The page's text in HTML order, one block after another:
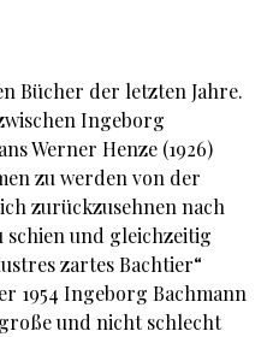
Bücher der letzten Jahre.
Ingeborg
Werner Henze (1926)
zu werden von der
zurückzusehnen nach
schien und gleichzeitig
zartes Bachtier“
1954 Ingeborg Bachmann
und nicht schlecht